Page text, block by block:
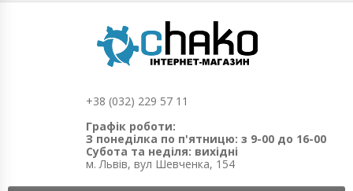
+38 (032) 229 57 11
Графік роботи:
З понеділка по п'ятницю: з 9-00 до 16-00
Субота та неділя: вихідні
м. Львів, вул Шевченка, 154